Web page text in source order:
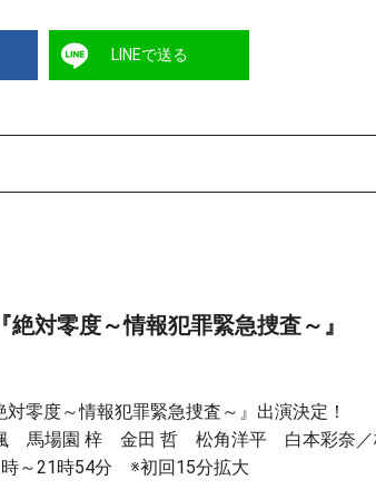
LINEで送る
対零度～情報犯罪緊急捜査～』
零度～情報犯罪緊急捜査～』出演決定！
馬場園 梓 金田 哲 松角洋平 白本彩奈／
～21時54分 ※初回15分拡大